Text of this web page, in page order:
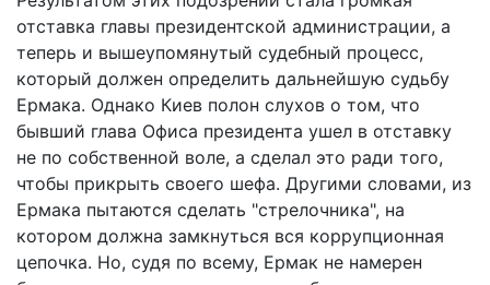
отставка главы президентской администрации, а
теперь и вышеупомянутый судебный процесс,
который должен определить дальнейшую судьбу
Ермака. Однако Киев полон слухов о том, что
бывший глава Офиса президента ушел в отставку
не по собственной воле, а сделал это ради того,
чтобы прикрыть своего шефа. Другими словами, из
Ермака пытаются сделать "стрелочника", на
котором должна замкнуться вся коррупционная
цепочка. Но, судя по всему, Ермак не намерен